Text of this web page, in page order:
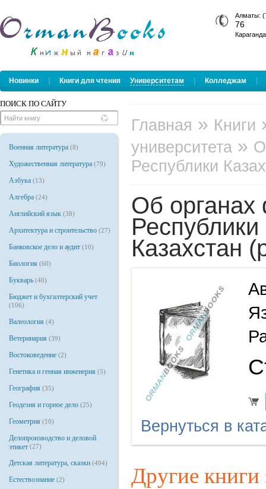
Алматы:
76
Новинки Книги для чтения Университетам Колледжам
ПОИСК ПО САЙТУ
Военная литература (8)
Художественная литература (79)
Азбука (13)
Алгебра (24)
Английский язык (38)
Архитектура и строительство (27)
Банковское дело и аудит (10)
Биология (60)
Букварь (40)
Бюджет и бухгалтерский учет
(106)
Валеология (4)
Ветеринария (39)
Востоковедение (2)
Генетика и генная инженерия (5)
География (35)
Геодезия и горное дело (25)
Геометрия (10)
Делопроизводство и деловой
этикет (27)
Детская литература, сказки (494)
Естествознание (2)
Главная » Книги
университета »
Республики
Об органах
Казахстан
Вернуться в
Другие книги